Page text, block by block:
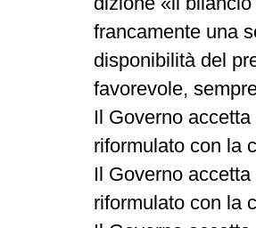
francamente una
disponibilità del
favorevole,
Il Governo
riformulato con la
Il Governo
riformulato con la